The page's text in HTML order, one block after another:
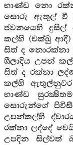
භාණ්ඩ නො
සොරු ඇතුල් වී
ජවනයෙහි දුසිල්
කල්හි (චක්ඛු ආදී)
සිත් ද නොරක්නා
ශීලාදිය උපන්
සිත් ද රක්නා
කල්හි
භාණ්ඩ
සොරුන්ගේ
උපන්කල්හි
රක්නා ලද්දේ
උපදින සිල්වත්